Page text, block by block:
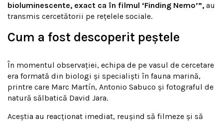
bioluminescente, exact ca în filmul ‘Finding Nemo’”, au
transmis cercetătorii pe rețelele sociale.
Cum a fost descoperit peștele
În momentul observației, echipa de pe vasul de cercetare
era formată din biologi și specialiști în fauna marină,
printre care Marc Martín, Antonio Sabuco și fotograful de
natură sălbatică David Jara.
Aceștia au reacționat imediat, reușind să filmeze și să